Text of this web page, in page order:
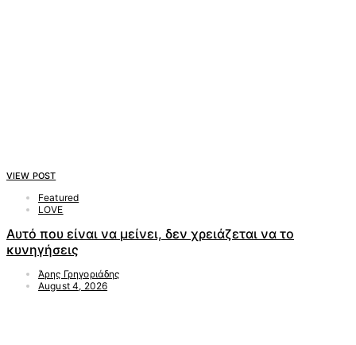
VIEW POST
Featured
LOVE
Αυτό που είναι να μείνει, δεν χρειάζεται να το
κυνηγήσεις
Άρης Γρηγοριάδης
August 4, 2026